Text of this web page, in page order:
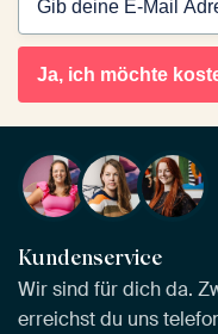
Ja, ich möchte
Kundenservice
Wir sind für dich da.
erreichst du uns